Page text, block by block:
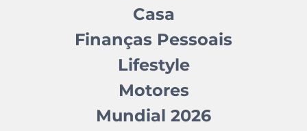
Casa
Finanças Pessoais
Lifestyle
Motores
Mundial 2026